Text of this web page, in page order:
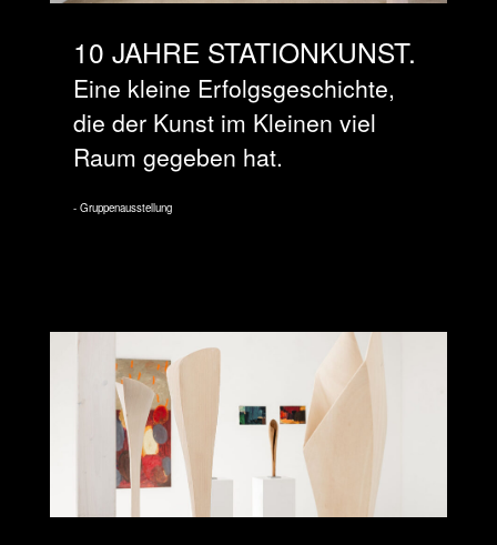
10 JAHRE STATIONKUNST
Eine kleine Erfolgsgeschichte,
die der Kunst im Kleinen viel
Raum gegeben hat.
Gruppenausstellung